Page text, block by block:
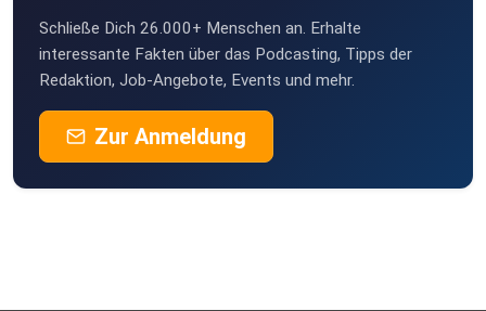
Schließe Dich 26.000+ Menschen an. Erhalte
interessante Fakten über das Podcasting, Tipps der
Redaktion, Job-Angebote, Events und mehr.
Zur Anmeldung